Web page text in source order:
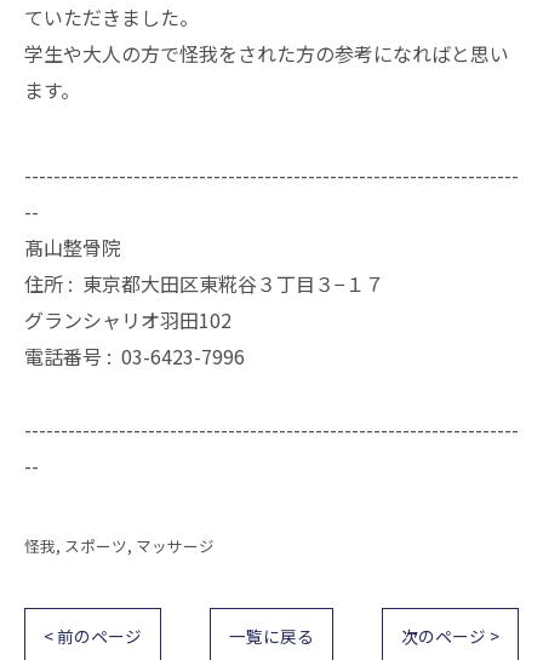
ていただきました。
学生や大人の方で怪我をされた方の参考になればと思い
ます。
--------------------------------------------------------------------
--
髙山整骨院
住所 : 東京都大田区東糀谷３丁目３−１７
グランシャリオ羽田102
電話番号 : 03-6423-7996
--------------------------------------------------------------------
--
怪我 スポーツ マッサージ
< 前のページ 一覧に戻る 次のページ >